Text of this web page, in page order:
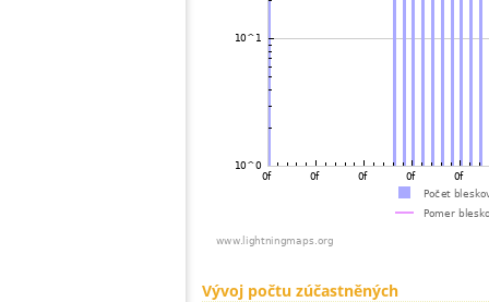
Vývoj počtu zúčastněných